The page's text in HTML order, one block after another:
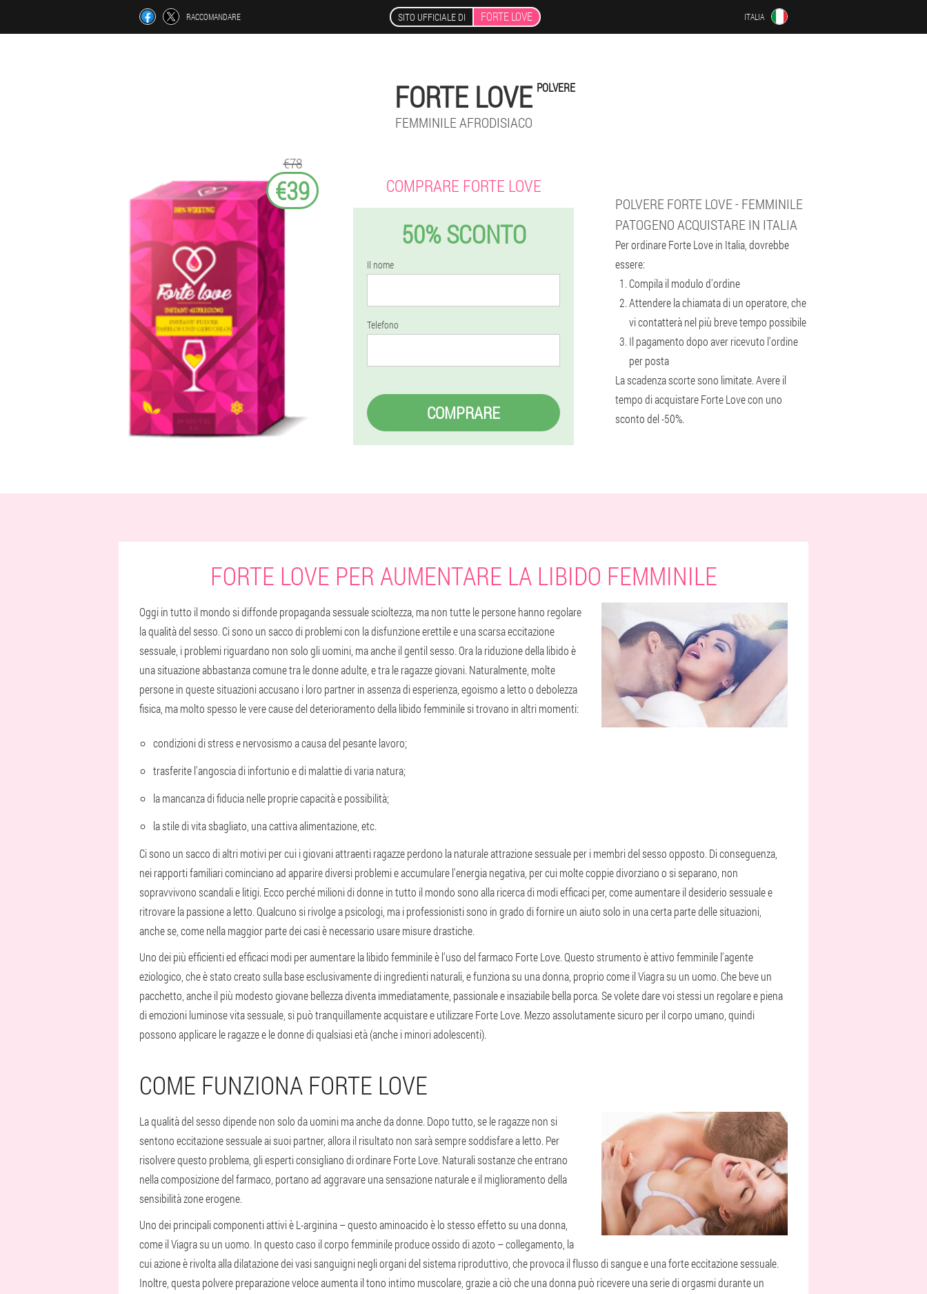
RACCOMANDARE SITO UFFICIALE DI FORTE LOVE ITALIA
FORTE LOVE POLVERE
FEMMINILE AFRODISIACO
€78
€39 COMPRARE FORTE LOVE
50% SCONTO
Il nome
Telefono
COMPRARE
POLVERE FORTE LOVE - FEMMINILE
PATOGENO ACQUISTARE IN ITALIA
Per ordinare Forte Love in Italia, dovrebbe
essere:
Compila il modulo d'ordine
Attendere la chiamata di un operatore, che
vi contatterà nel più breve tempo possibile
Il pagamento dopo aver ricevuto l'ordine
per posta
La scadenza scorte sono limitate. Avere il
tempo di acquistare Forte Love con uno
sconto del -50%.
FORTE LOVE PER AUMENTARE LA LIBIDO FEMMINILE
Oggi in tutto il mondo si diffonde propaganda sessuale scioltezza, ma non tutte le persone hanno regolare
la qualità del sesso. Ci sono un sacco di problemi con la disfunzione erettile e una scarsa eccitazione
sessuale, i problemi riguardano non solo gli uomini, ma anche il gentil sesso. Ora la riduzione della libido è
una situazione abbastanza comune tra le donne adulte, e tra le ragazze giovani. Naturalmente, molte
persone in queste situazioni accusano i loro partner in assenza di esperienza, egoismo a letto o debolezza
fisica, ma molto spesso le vere cause del deterioramento della libido femminile si trovano in altri momenti:
condizioni di stress e nervosismo a causa del pesante lavoro;
trasferite l'angoscia di infortunio e di malattie di varia natura;
la mancanza di fiducia nelle proprie capacità e possibilità;
la stile di vita sbagliato, una cattiva alimentazione, etc.
Ci sono un sacco di altri motivi per cui i giovani attraenti ragazze perdono la naturale attrazione sessuale per i membri del sesso opposto. Di conseguenza,
nei rapporti familiari cominciano ad apparire diversi problemi e accumulare l'energia negativa, per cui molte coppie divorziano o si separano, non
sopravvivono scandali e litigi. Ecco perché milioni di donne in tutto il mondo sono alla ricerca di modi efficaci per, come aumentare il desiderio sessuale e
ritrovare la passione a letto. Qualcuno si rivolge a psicologi, ma i professionisti sono in grado di fornire un aiuto solo in una certa parte delle situazioni,
anche se, come nella maggior parte dei casi è necessario usare misure drastiche.
Uno dei più efficienti ed efficaci modi per aumentare la libido femminile è l'uso del farmaco Forte Love. Questo strumento è attivo femminile l'agente
eziologico, che è stato creato sulla base esclusivamente di ingredienti naturali, e funziona su una donna, proprio come il Viagra su un uomo. Che beve un
pacchetto, anche il più modesto giovane bellezza diventa immediatamente, passionale e insaziabile bella porca. Se volete dare voi stessi un regolare e piena
di emozioni luminose vita sessuale, si può tranquillamente acquistare e utilizzare Forte Love. Mezzo assolutamente sicuro per il corpo umano, quindi
possono applicare le ragazze e le donne di qualsiasi età (anche i minori adolescenti).
COME FUNZIONA FORTE LOVE
La qualità del sesso dipende non solo da uomini ma anche da donne. Dopo tutto, se le ragazze non si
sentono eccitazione sessuale ai suoi partner, allora il risultato non sarà sempre soddisfare a letto. Per
risolvere questo problema, gli esperti consigliano di ordinare Forte Love. Naturali sostanze che entrano
nella composizione del farmaco, portano ad aggravare una sensazione naturale e il miglioramento della
sensibilità zone erogene.
Uno dei principali componenti attivi è L-arginina – questo aminoacido è lo stesso effetto su una donna,
come il Viagra su un uomo. In questo caso il corpo femminile produce ossido di azoto – collegamento, la
cui azione è rivolta alla dilatazione dei vasi sanguigni negli organi del sistema riproduttivo, che provoca il flusso di sangue e una forte eccitazione sessuale.
Inoltre, questa polvere preparazione veloce aumenta il tono intimo muscolare, grazie a ciò che una donna può ricevere una serie di orgasmi durante un